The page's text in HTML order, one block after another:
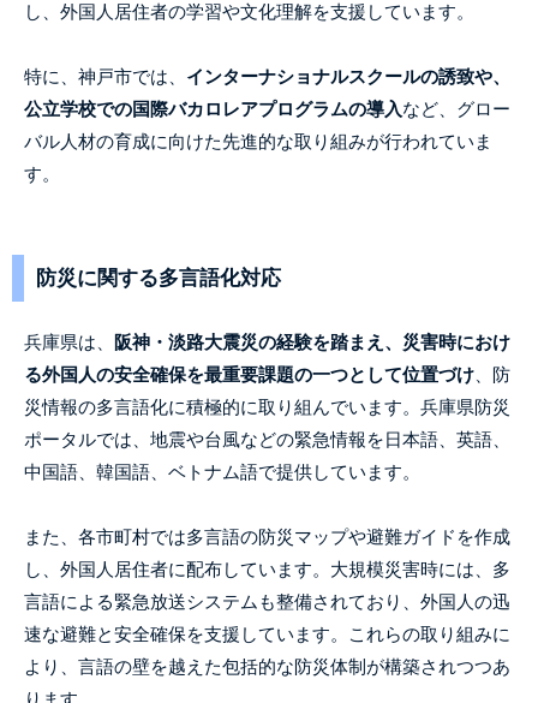
し、外国人居住者の学習や文化理解を支援しています。
特に、神戸市では、 インターナショナルスクールの誘致や、
公立学校での国際バカロレアプログラムの導入など、グロー
バル人材の育成に向けた先進的な取り組みが行われていま
す。
防災に関する多言語化対応
兵庫県は、
阪神・淡路大震災の経験を踏まえ、災害時におけ
る外国人の安全確保を最重要課題の一つとして位置づけ 、防
災情報の多言語化に積極的に取り組んでいます。兵庫県防災
ポータルでは、地震や台風などの緊急情報を日本語、英語、
中国語、韓国語、ベトナム語で提供しています。
また、各市町村では多言語の防災マップや避難ガイドを作成
し、外国人居住者に配布しています。大規模災害時には、多
言語による緊急放送システムも整備されており、外国人の迅
速な避難と安全確保を支援しています。これらの取り組みに
より、言語の壁を越えた包括的な防災体制が構築されつつあ
ります。